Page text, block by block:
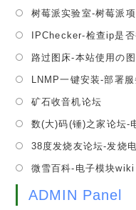
树莓派实验室-树莓派
IPChecker-检查ip是
路过图床-本站使用の
LNMP一键安装-部署
矿石收音机论坛
a
new
tab
数(大)码(锤)之家论坛-
38度发烧友论坛-发烧
微雪百科-电子模块wiki
ADMIN Panel